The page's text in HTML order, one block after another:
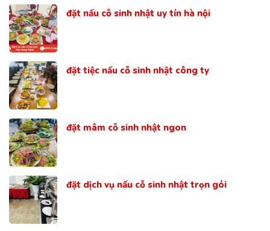
đặt nấu cỗ sinh nhật uy tín hà nội
đặt tiệc nấu cỗ sinh nhật công ty
đặt mâm cỗ sinh nhật ngon
đặt dịch vụ nấu cỗ sinh nhật trọn gói